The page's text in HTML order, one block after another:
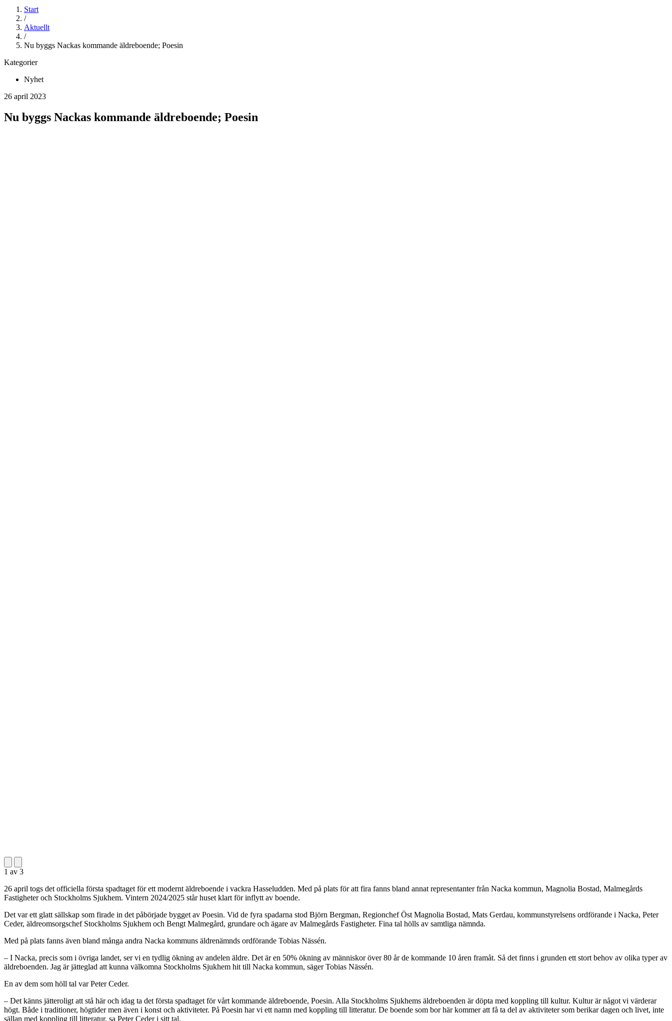
Start
/
Aktuellt
/
Nu byggs Nackas kommande äldreboende; Poesin
Kategorier
Nyhet
26 april 2023
Nu byggs Nackas kommande äldreboende; Poesin
1 av 3
26 april togs det officiella första spadtaget för ett modernt äldreboende i vackra Hasseludden. Med på plats för att fira fanns bland annat representanter från Nacka kommun, Magnolia Bostad, Malmegårds
Fastigheter och Stockholms Sjukhem. Vintern 2024/2025 står huset klart för inflytt av boende.
Det var ett glatt sällskap som firade in det påbörjade bygget av Poesin. Vid de fyra spadarna stod Björn Bergman, Regionchef Öst Magnolia Bostad, Mats Gerdau, kommunstyrelsens ordförande i Nacka, Peter
Ceder, äldreomsorgschef Stockholms Sjukhem och Bengt Malmegård, grundare och ägare av Malmegårds Fastigheter. Fina tal hölls av samtliga nämnda.
Med på plats fanns även bland många andra Nacka kommuns äldrenämnds ordförande Tobias Nässén.
– I Nacka, precis som i övriga landet, ser vi en tydlig ökning av andelen äldre. Det är en 50% ökning av människor över 80 år de kommande 10 åren framåt. Så det finns i grunden ett stort behov av olika typer av
äldreboenden. Jag är jätteglad att kunna välkomna Stockholms Sjukhem hit till Nacka kommun, säger Tobias Nässén.
En av dem som höll tal var Peter Ceder.
– Det känns jätteroligt att stå här och idag ta det första spadtaget för vårt kommande äldreboende, Poesin. Alla Stockholms Sjukhems äldreboenden är döpta med koppling till kultur. Kultur är något vi värderar
högt. Både i traditioner, högtider men även i konst och aktiviteter. På Poesin har vi ett namn med koppling till litteratur. De boende som bor här kommer att få ta del av aktiviteter som berikar dagen och livet, inte
sällan med koppling till litteratur, sa Peter Ceder i sitt tal.